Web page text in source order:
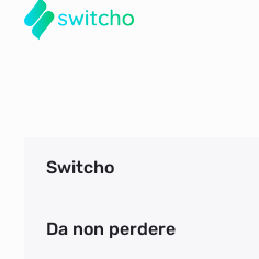
Switcho
Da non perdere